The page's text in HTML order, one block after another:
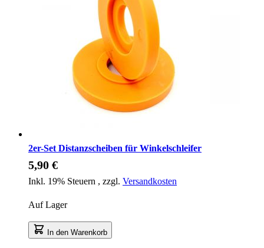
2er-Set Distanzscheiben für Winkelschleifer
5,90 €
Inkl. 19% Steuern , zzgl. Versandkosten
Auf Lager
In den Warenkorb